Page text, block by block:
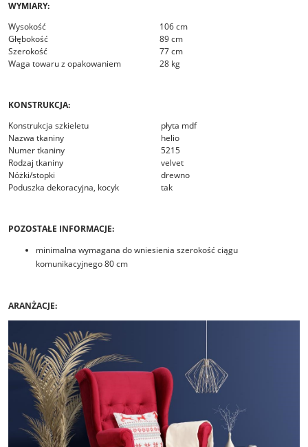
WYMIARY:
Wysokość
106 cm
Głębokość
89 cm
Szerokość
77 cm
Waga towaru z opakowaniem
28 kg
KONSTRUKCJA:
Konstrukcja szkieletu
płyta mdf
Nazwa tkaniny
helio
Numer tkaniny
5215
Rodzaj tkaniny
velvet
Nóżki/stopki
drewno
Poduszka dekoracyjna, kocyk
tak
POZOSTAŁE INFORMACJE:
minimalna wymagana do wniesienia szerokość ciągu
komunikacyjnego 80 cm
ARANŻACJE: